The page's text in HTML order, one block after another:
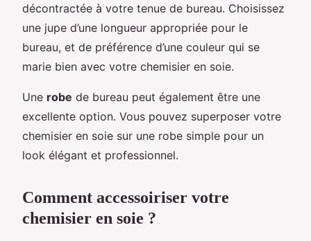
décontractée à votre tenue de bureau. Choisissez
une jupe d’une longueur appropriée pour le
bureau, et de préférence d’une couleur qui se
marie bien avec votre chemisier en soie.
Une robe de bureau peut également être une
excellente option. Vous pouvez superposer votre
chemisier en soie sur une robe simple pour un
look élégant et professionnel.
Comment accessoiriser votre
chemisier en soie ?